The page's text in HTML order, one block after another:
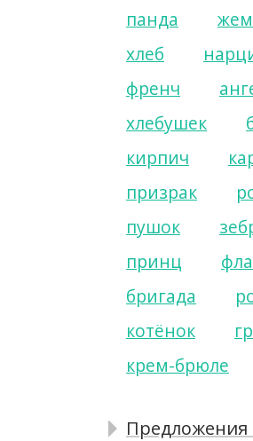
панда
хлеб
френч
хлебушек
кирпич
призрак
пушок
принц
бригада
котёнок
крем-брюле
Предложения